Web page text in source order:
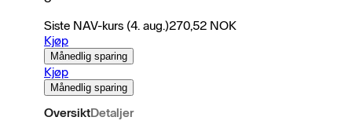
Siste NAV-kurs (4. aug.)270,52 NOK
Kjøp
Månedlig sparing
Kjøp
Månedlig sparing
OversiktDetaljer